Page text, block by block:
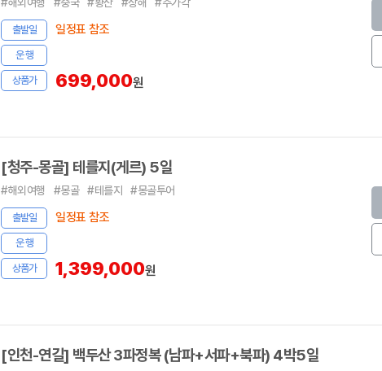
출발일 일정표 참조
운 행
상품가 699,000원
[청주-몽골] 테를지(게르) 5일
#해외여행 #몽골 #테를지 #몽골투어
출발일 일정표 참조
운 행
상품가 1,399,000원
[인천-연길] 백두산 3파정복 (남파+서파+북파) 4박5일